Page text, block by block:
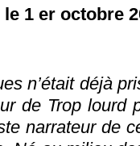
1 er octobre
n’était déjà
de Trop lourd
narrateur de